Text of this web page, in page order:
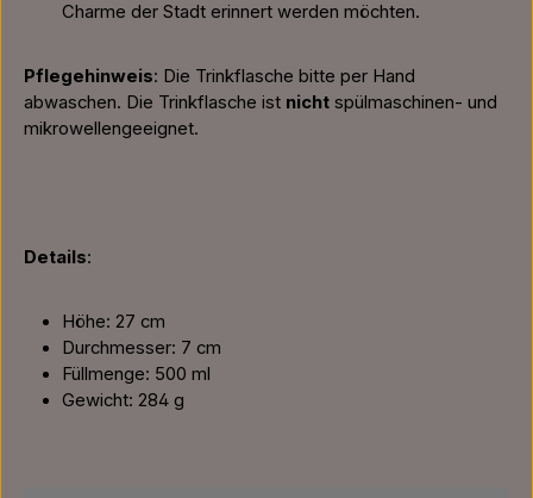
Charme der Stadt erinnert werden möchten.
Pflegehinweis: Die Trinkflasche bitte per Hand
abwaschen. Die Trinkflasche ist nicht spülmaschinen- und
mikrowellengeeignet.
Details:
Höhe: 27 cm
Durchmesser: 7 cm
Füllmenge: 500 ml
Gewicht: 284 g